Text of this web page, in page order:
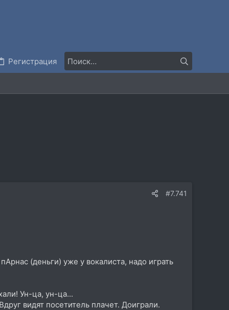
Регистрация
#7.741
(деньги) уже у вокалиста, надо играть
Ун-ца, ун-ца...
видят посетитель плачет. Доиграли.